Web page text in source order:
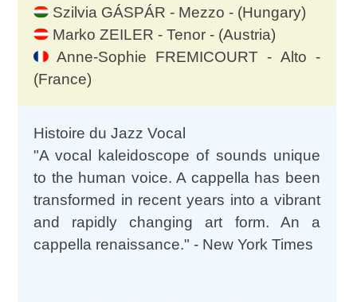
Szilvia GÁSPÁR - Mezzo - (Hungary)
Marko ZEILER - Tenor - (Austria)
Anne-Sophie FREMICOURT - Alto -
(France)
Histoire du Jazz Vocal
"A vocal kaleidoscope of sounds unique
to the human voice. A cappella has been
transformed in recent years into a vibrant
and rapidly changing art form. An a
cappella renaissance." - New York Times